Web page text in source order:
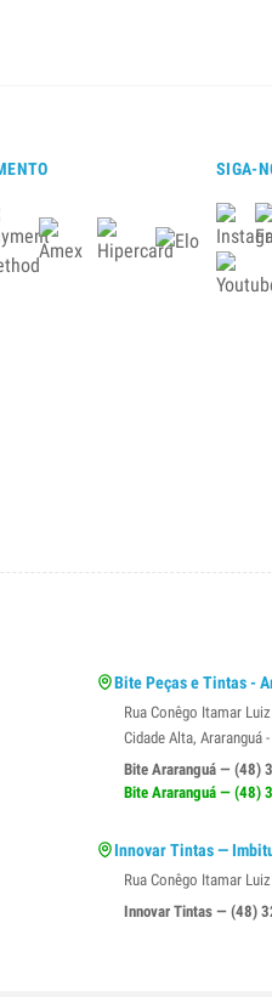
SIGA-
Bite Peças e Tintas -
Rua Conêgo Itamar
Cidade Alta, Araranguá
Bite Araranguá — (48)
Bite Araranguá — (48)
Innovar Tintas —
Rua Conêgo Itamar
Innovar Tintas — (48)